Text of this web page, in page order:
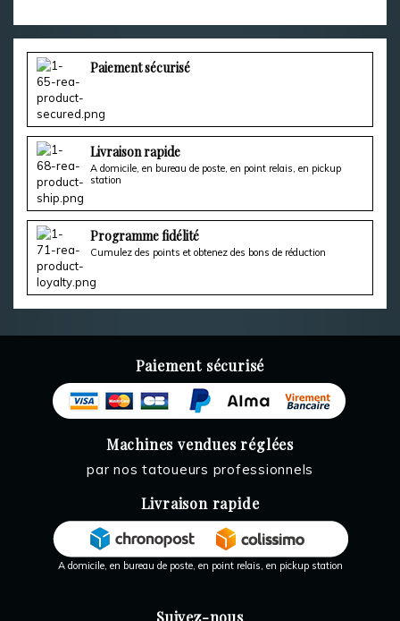
Paiement sécurisé
Livraison rapide
A domicile, en bureau de poste, en point relais, en pickup
station
Programme fidélité
Cumulez des points et obtenez des bons de réduction
Paiement sécurisé
Machines vendues réglées
par nos tatoueurs professionnels
Livraison rapide
A domicile, en bureau de poste, en point relais, en pickup station
Suivez-nous